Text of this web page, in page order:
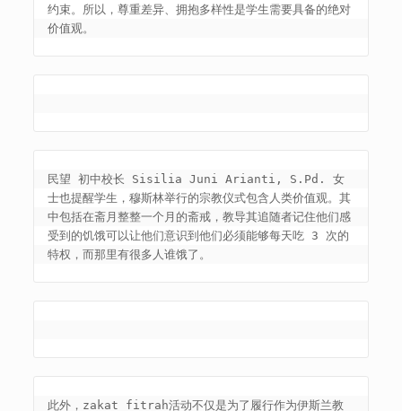
约束。所以，尊重差异、拥抱多样性是学生需要具备的绝对
价值观。
民望 初中校长 Sisilia Juni Arianti, S.Pd. 女
士也提醒学生，穆斯林举行的宗教仪式包含人类价值观。其
中包括在斋月整整一个月的斋戒，教导其追随者记住他们感
受到的饥饿可以让他们意识到他们必须能够每天吃 3 次的
特权，而那里有很多人谁饿了。
此外，zakat fitrah活动不仅是为了履行作为伊斯兰教